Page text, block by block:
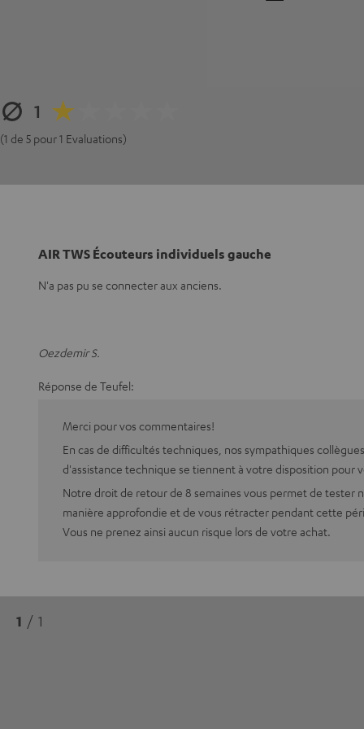
1
(1 de 5 pour 1 Evaluations)
AIR TWS Écouteurs individuels gauche
N'a pas pu se connecter aux anciens.
Oezdemir S.
Réponse de Teufel:
Merci pour vos commentaires!
En cas de difficultés techniques, nos sympathiques
d'assistance technique se tiennent à votre disposition pour
Notre droit de retour de 8 semaines vous permet de tester
manière approfondie et de vous rétracter pendant cette
Vous ne prenez ainsi aucun risque lors de votre achat.
1 / 1